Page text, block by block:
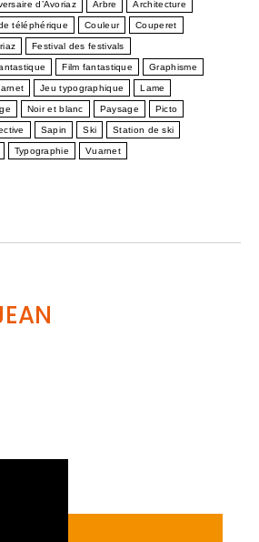
d’Avoriaz Arbre Architecture
téléphérique Couleur Couperet
Festival des festivals
Film fantastique Graphisme
Jeu typographique Lame
Noir et blanc Paysage Picto
Sapin Ski Station de ski
Typographie Vuarnet